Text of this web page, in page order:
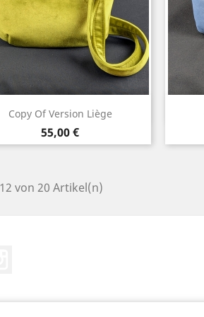
Copy Of Version Liège
Preis
55,00 €
Vorschau
von 20 Artikel(n)